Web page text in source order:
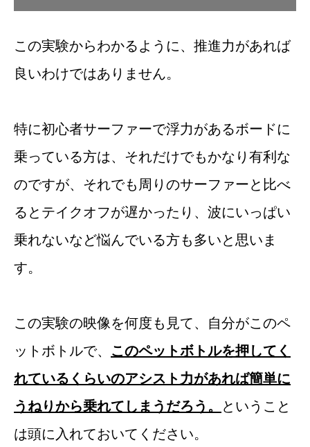
この実験からわかるように、推進力があれば
良いわけではありません。
特に初心者サーファーで浮力があるボードに
乗っている方は、それだけでもかなり有利な
のですが、それでも周りのサーファーと比べ
るとテイクオフが遅かったり、波にいっぱい
乗れないなど悩んでいる方も多いと思いま
す。
この実験の映像を何度も見て、自分がこのペ
ットボトルで、 このペットボトルを押してく
れているくらいのアシスト力があれば簡単に
うねりから乗れてしまうだろう。
ということ
は頭に入れておいてください。